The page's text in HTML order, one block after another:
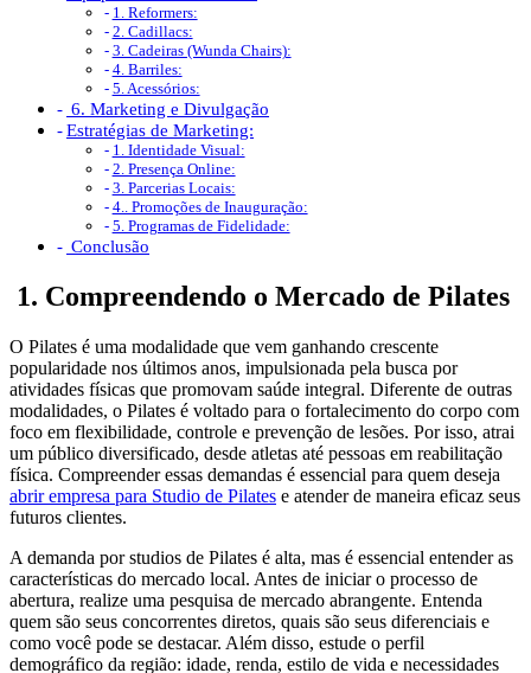
1. Reformers:
2. Cadillacs:
3. Cadeiras (Wunda Chairs):
4. Barriles:
5. Acessórios:
6. Marketing e Divulgação
Estratégias de Marketing:
1. Identidade Visual:
2. Presença Online:
3. Parcerias Locais:
4.. Promoções de Inauguração:
5. Programas de Fidelidade:
Conclusão
1. Compreendendo o Mercado de Pilates
O Pilates é uma modalidade que vem ganhando crescente
popularidade nos últimos anos, impulsionada pela busca por
atividades físicas que promovam saúde integral. Diferente de outras
modalidades, o Pilates é voltado para o fortalecimento do corpo com
foco em flexibilidade, controle e prevenção de lesões. Por isso, atrai
um público diversificado, desde atletas até pessoas em reabilitação
física. Compreender essas demandas é essencial para quem deseja
abrir empresa para Studio de Pilates e atender de maneira eficaz seus
futuros clientes.
A demanda por studios de Pilates é alta, mas é essencial entender as
características do mercado local. Antes de iniciar o processo de
abertura, realize uma pesquisa de mercado abrangente. Entenda
quem são seus concorrentes diretos, quais são seus diferenciais e
como você pode se destacar. Além disso, estude o perfil
demográfico da região: idade, renda, estilo de vida e necessidades